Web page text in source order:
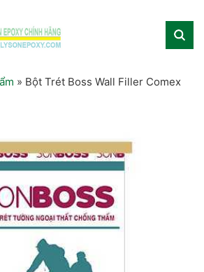
» Bột Trét Boss Wall Filler Comex